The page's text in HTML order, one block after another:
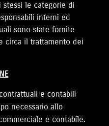
stessi le categorie di
interni ed
sono state fornite
circa il trattamento dei
e contabili
necessario allo
e contabile.